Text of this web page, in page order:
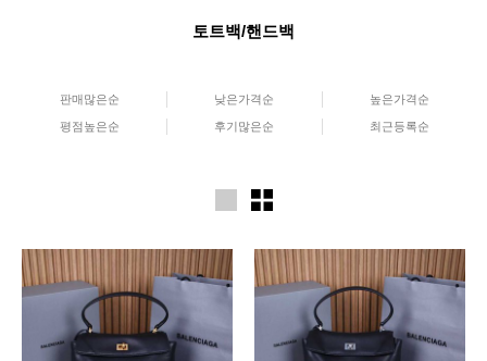
토트백/핸드백
판매많은순 낮은가격순 높은가격순
평점높은순 후기많은순 최근등록순